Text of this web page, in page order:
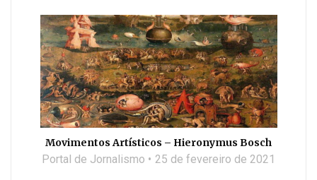
Movimentos Artísticos – Hieronymus Bosch
Portal de Jornalismo 25 de fevereiro de 2021